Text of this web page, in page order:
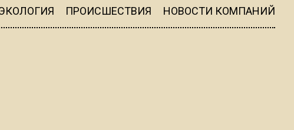
ограничат движение на
ПРОИСШЕСТВИЯ НОВОСТИ КОМПАНИЙ